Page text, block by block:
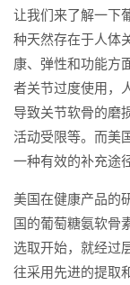
让我们来了解一下
种天然存在于人体
康、弹性和功能方
者关节过度使用，
导致关节软骨的磨
活动受限等。而美
一种有效的补充途
美国在健康产品的
国的葡萄糖氨软骨
选取开始，就经过
往采用先进的提取